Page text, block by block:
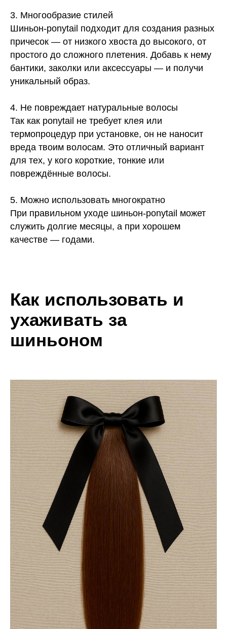
3. Многообразие стилей
Шиньон-ponytail подходит для создания разных
причесок — от низкого хвоста до высокого, от
простого до сложного плетения. Добавь к нему
бантики, заколки или аксессуары — и получи
уникальный образ.
4. Не повреждает натуральные волосы
Так как ponytail не требует клея или
термопроцедур при установке, он не наносит
вреда твоим волосам. Это отличный вариант
для тех, у кого короткие, тонкие или
повреждённые волосы.
5. Можно использовать многократно
При правильном уходе шиньон-ponytail может
служить долгие месяцы, а при хорошем
качестве — годами.
Как использовать и
ухаживать за
шиньоном